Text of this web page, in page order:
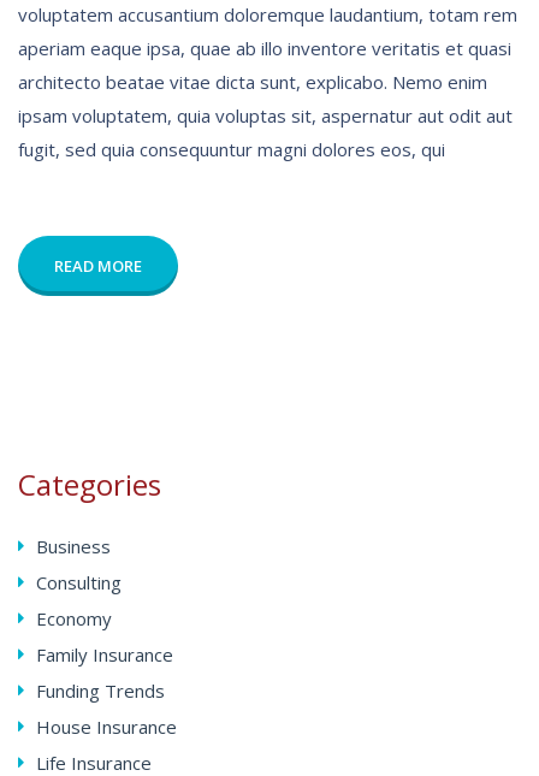
voluptatem accusantium doloremque laudantium, totam rem
aperiam eaque ipsa, quae ab illo inventore veritatis et quasi
architecto beatae vitae dicta sunt, explicabo. Nemo enim
ipsam voluptatem, quia voluptas sit, aspernatur aut odit aut
fugit, sed quia consequuntur magni dolores eos, qui
READ MORE
Categories
Business
Consulting
Economy
Family Insurance
Funding Trends
House Insurance
Life Insurance